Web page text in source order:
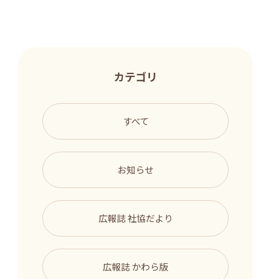
カテゴリ
すべて
お知らせ
広報誌 社協だより
広報誌 かわら版